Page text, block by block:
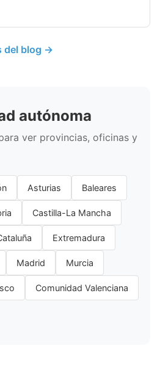
del blog →
autónoma
ver provincias, oficinas y
Asturias Baleares
Castilla-La Mancha
Extremadura
Madrid Murcia
Comunidad Valenciana